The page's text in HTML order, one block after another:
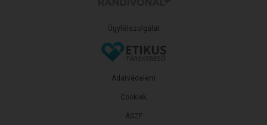
Ügyfélszolgálat
ÁSZF
Adatvédelem
Cookiek